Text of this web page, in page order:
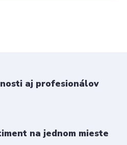
aj profesionálov
na jednom mieste